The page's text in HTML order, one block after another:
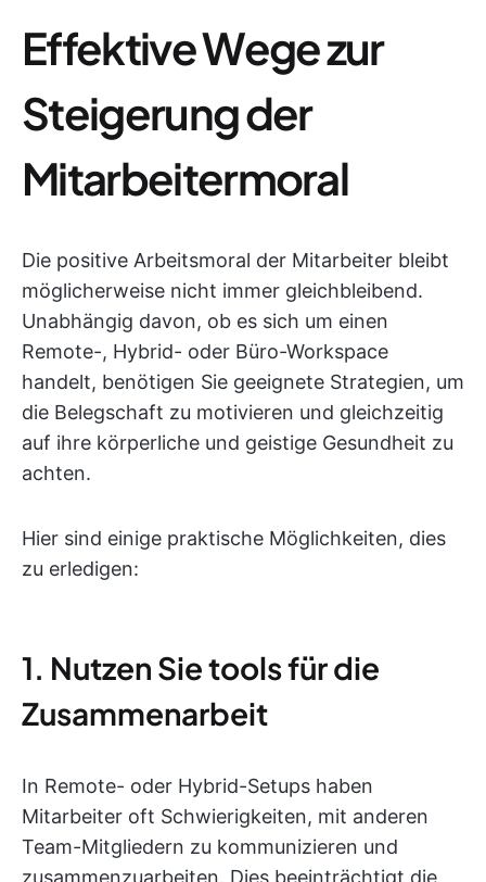
Effektive Wege zur
Steigerung der
Mitarbeitermoral
Die positive Arbeitsmoral der Mitarbeiter bleibt
möglicherweise nicht immer gleichbleibend.
Unabhängig davon, ob es sich um einen
Remote-, Hybrid- oder Büro-Workspace
handelt, benötigen Sie geeignete Strategien, um
die Belegschaft zu motivieren und gleichzeitig
auf ihre körperliche und geistige Gesundheit zu
achten.
Hier sind einige praktische Möglichkeiten, dies
zu erledigen:
1. Nutzen Sie tools für die
Zusammenarbeit
In Remote- oder Hybrid-Setups haben
Mitarbeiter oft Schwierigkeiten, mit anderen
Team-Mitgliedern zu kommunizieren und
zusammenzuarbeiten. Dies beeinträchtigt die